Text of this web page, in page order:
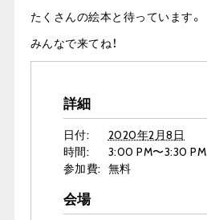
たくさんの絵本と待っています。
みんなで来てね！
詳細
日付:
2020年2月8日
時間:
3:00 PM〜3:30 PM
参加費: 無料
会場